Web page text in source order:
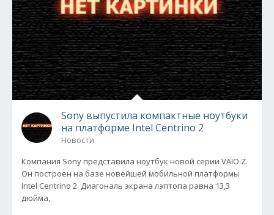
Sony выпустила компактные ноутбуки
на платформе Intel Centrino 2
Новости
Компания Sony представила ноутбук новой серии VAIO Z.
Он построен на базе новейшей мобильной платформы
Intel Centrino 2. Диагональ экрана лэптопа равна 13,3
дюйма,